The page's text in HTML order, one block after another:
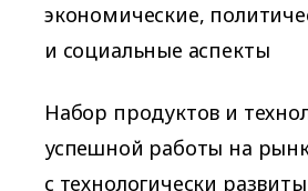
экономические,
и социальные аспекты
Набор продуктов и
успешной работы на
с технологически